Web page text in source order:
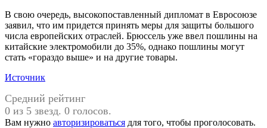
В свою очередь, высокопоставленный дипломат в Евросоюзе
заявил, что им придется принять меры для защиты большого
числа европейских отраслей. Брюссель уже ввел пошлины на
китайские электромобили до 35%, однако пошлины могут
стать «гораздо выше» и на другие товары.
Источник
Средний рейтинг
0 из 5 звезд. 0 голосов.
Вам нужно авторизироваться для того, чтобы проголосовать.